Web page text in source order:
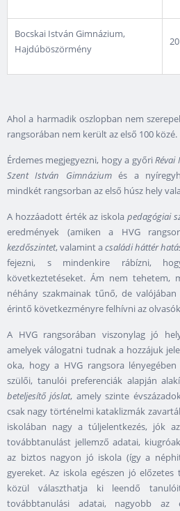
Bocskai István Gimnázium,
Hajdúböszörmény
20
Ahol a harmadik oszlopban nem
rangsorában nem került az első 100 közé.
Érdemes megjegyezni, hogy a győriRévai
Szent István Gimnáziumés a
mindkét rangsorban az első húsz hely
A hozzáadott érték az iskola pedagógiai
eredmények (amiken a HVG
kezdőszintet, valamint acsaládi háttér
fejezni, s mindenkire rábízni,
következtetéseket. Ám nem tehetem,
néhány szakmainak tűnő, de
érintő következményre felhívni az
A HVG rangsorában viszonylag jó
amelyek válogatni tudnak a hozzájuk
oka, hogy a HVG rangsora
szülői, tanulói preferenciák alapján
beteljesítő jóslat, amely szinte
csak nagy történelmi kataklizmák
iskolában nagy a túljelentkezés, jók
továbbtanulást jellemző adatai,
az biztos nagyon jó iskola (így a
gyereket. Az iskola egészen jó
közül választhatja ki leendő
továbbtanulási adatai, nagyobb az